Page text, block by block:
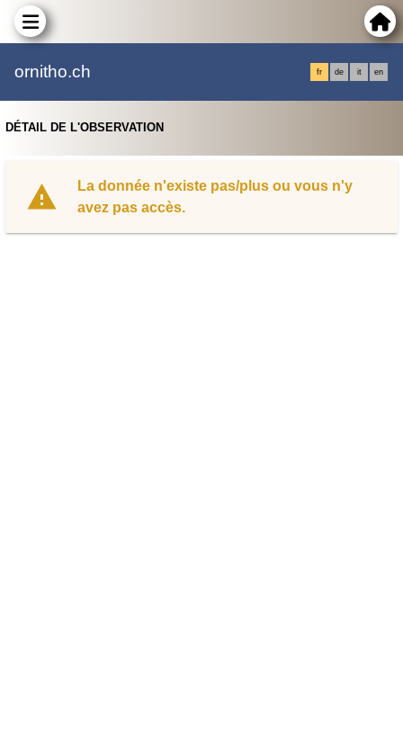
ornitho.ch fr de it en
DÉTAIL DE L'OBSERVATION
La donnée n'existe pas/plus ou vous n'y
avez pas accès.